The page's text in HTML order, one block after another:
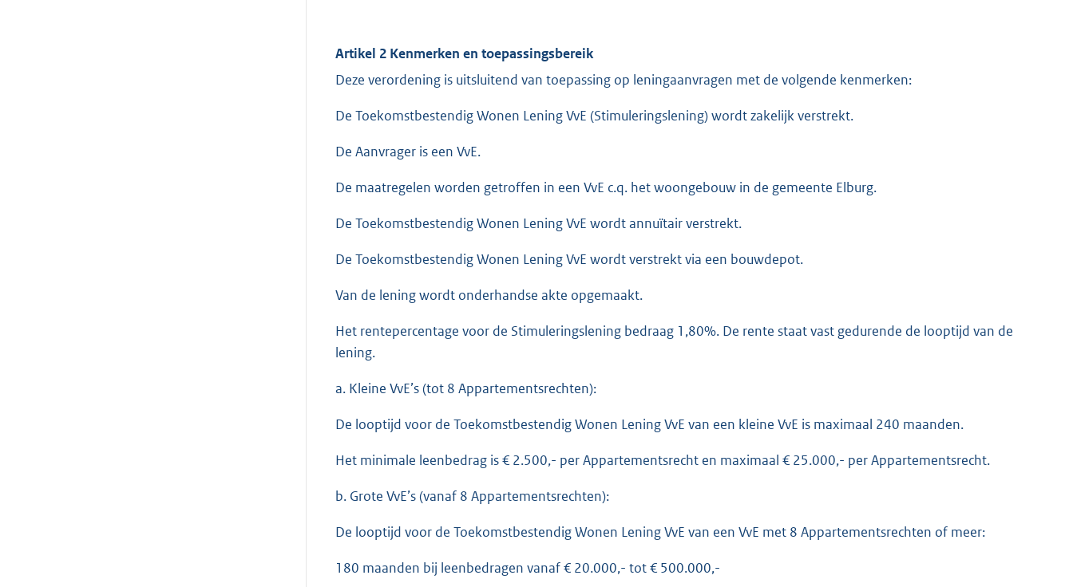
Artikel 2 Kenmerken en toepassingsbereik
Deze verordening is uitsluitend van toepassing op leningaanvragen met de volgende kenmerken:
De Toekomstbestendig Wonen Lening VvE (Stimuleringslening) wordt zakelijk verstrekt.
De Aanvrager is een VvE.
De maatregelen worden getroffen in een VvE c.q. het woongebouw in de gemeente Elburg.
De Toekomstbestendig Wonen Lening VvE wordt annuïtair verstrekt.
De Toekomstbestendig Wonen Lening VvE wordt verstrekt via een bouwdepot.
Van de lening wordt onderhandse akte opgemaakt.
Het rentepercentage voor de Stimuleringslening bedraag 1,80%. De rente staat vast gedurende de looptijd van de
lening.
a. Kleine VvE’s (tot 8 Appartementsrechten):
De looptijd voor de Toekomstbestendig Wonen Lening VvE van een kleine VvE is maximaal 240 maanden.
Het minimale leenbedrag is € 2.500,- per Appartementsrecht en maximaal € 25.000,- per Appartementsrecht.
b. Grote VvE’s (vanaf 8 Appartementsrechten):
De looptijd voor de Toekomstbestendig Wonen Lening VvE van een VvE met 8 Appartementsrechten of meer:
180 maanden bij leenbedragen vanaf € 20.000,- tot € 500.000,-